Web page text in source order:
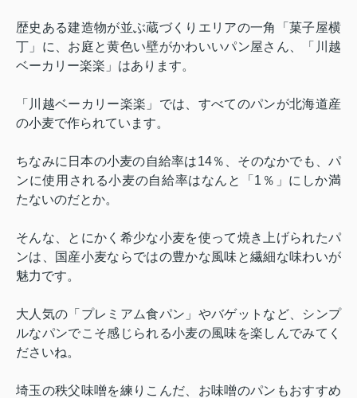
歴史ある建造物が並ぶ蔵づくりエリアの一角「菓子屋横
丁」に、お庭と黄色い壁がかわいいパン屋さん、「川越
ベーカリー楽楽」はあります。
「川越ベーカリー楽楽」では、すべてのパンが北海道産
の小麦で作られています。
ちなみに日本の小麦の自給率は14％、そのなかでも、パ
ンに使用される小麦の自給率はなんと「 1 ％」にしか満
たないのだとか。
そんな、とにかく希少な小麦を使って焼き上げられたパ
ンは、国産小麦ならではの豊かな風味と繊細な味わいが
魅力です。
大人気の「プレミアム食パン」やバゲットなど、シンプ
ルなパンでこそ感じられる小麦の風味を楽しんでみてく
ださいね。
埼玉の秩父味噌を練りこんだ、お味噌のパンもおすすめ